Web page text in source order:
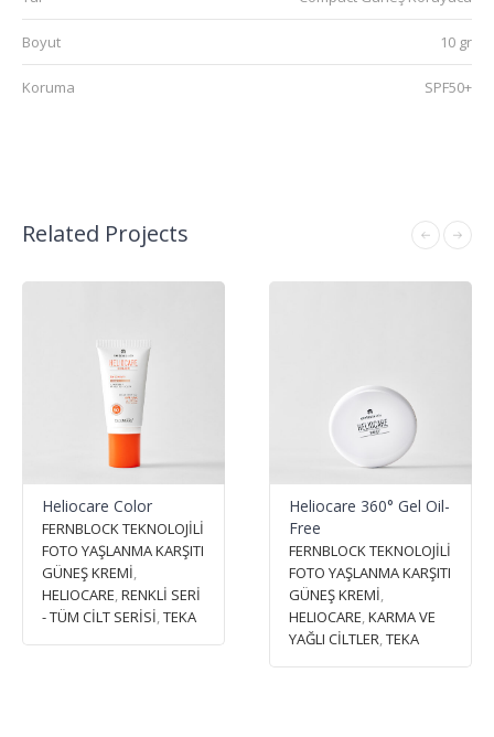
Boyut 10 gr
Koruma SPF50+
Related Projects
Heliocare Color
FERNBLOCK TEKNOLOJİLİ
FOTO YAŞLANMA KARŞITI
GÜNEŞ KREMİ,
HELIOCARE,RENKLİ SERİ
- TÜM CİLT SERİSİ,TEKA
Heliocare 360° Gel Oil-
Free
FERNBLOCK TEKNOLOJİLİ
FOTO YAŞLANMA KARŞITI
GÜNEŞ KREMİ,
HELIOCARE,KARMA VE
YAĞLI CİLTLER,TEKA